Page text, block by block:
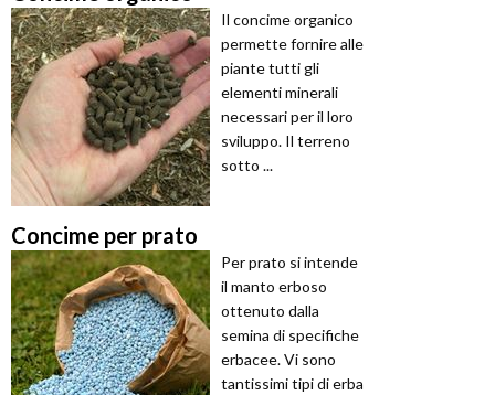
Il concime organico
permette fornire alle
piante tutti gli
elementi minerali
necessari per il loro
sviluppo. Il terreno
sotto ...
Concime per prato
Per prato si intende
il manto erboso
ottenuto dalla
semina di specifiche
erbacee. Vi sono
tantissimi tipi di erba